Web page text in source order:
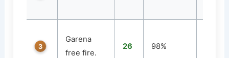
3
Garena
free fire.
26 98%